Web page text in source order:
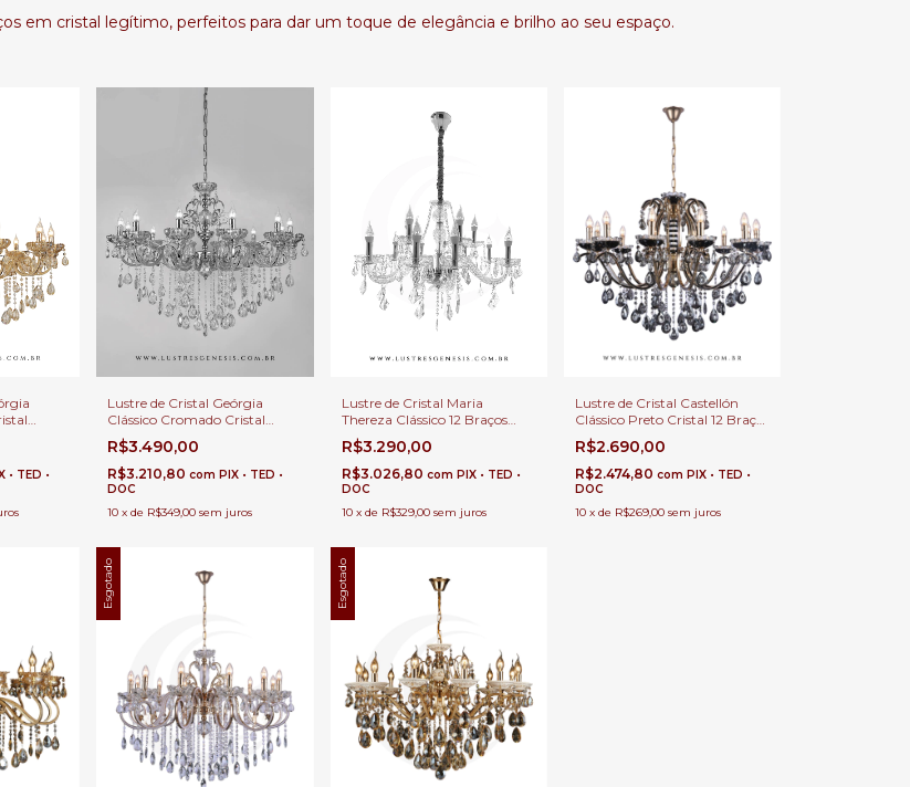
em cristal legítimo, perfeitos para dar um toque de elegância e brilho ao seu espaço.
Casas
e Buffet
• TED •
Lustre de Cristal Geórgia
Clássico Cromado Cristal
Transparente 12 Braços para
Casas com Pé Direito Duplo e
Buffet
R$3.490,00
R$3.210,80com PIX • TED •
DOC
10 xde R$349,00 sem juros
Lustre de Cristal Maria
Thereza Clássico 12 Braços
para Casas com Pé Direito
Duplo e Buffet
R$3.290,00
R$3.026,80 com PIX • TED •
DOC
10 x de R$329,00 sem juros
Lustre de Cristal Castellón
Clássico Preto Cristal 12 Braços
para Casas com Pé Direito
Duplo e Buffet
R$2.690,00
R$2.474,80 com PIX • TED •
DOC
10 x de R$269,00 sem juros
Esgotado Esgotado